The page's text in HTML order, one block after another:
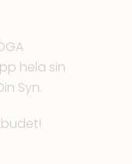
hela sin
Syn.